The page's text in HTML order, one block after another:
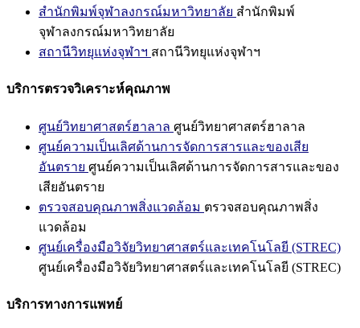
สำนักพิมพ์จุฬาลงกรณ์มหาวิทยาลัย สำนักพิมพ์
จุฬาลงกรณ์มหาวิทยาลัย
สถานีวิทยุแห่งจุฬาฯ สถานีวิทยุแห่งจุฬาฯ
บริการตรวจวิเคราะห์คุณภาพ
ศูนย์วิทยาศาสตร์ฮาลาล ศูนย์วิทยาศาสตร์ฮาลาล
ศูนย์ความเป็นเลิศด้านการจัดการสารและของเสีย
อันตราย ศูนย์ความเป็นเลิศด้านการจัดการสารและของ
เสียอันตราย
ตรวจสอบคุณภาพสิ่งแวดล้อม ตรวจสอบคุณภาพสิ่ง
แวดล้อม
ศูนย์เครื่องมือวิจัยวิทยาศาสตร์และเทคโนโลยี (STREC)
ศูนย์เครื่องมือวิจัยวิทยาศาสตร์และเทคโนโลยี (STREC)
บริการทางการแพทย์